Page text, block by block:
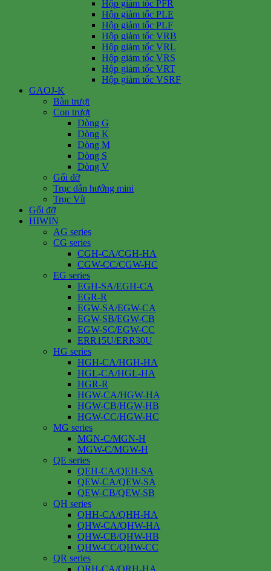
Hộp giảm tốc PFR
Hộp giảm tốc PLE
Hộp giảm tốc PLF
Hộp giảm tốc VRB
Hộp giảm tốc VRL
Hộp giảm tốc VRS
Hộp giảm tốc VRT
Hộp giảm tốc VSRF
GAOJ-K
Bàn trượt
Con trượt
Dòng G
Dòng K
Dòng M
Dòng S
Dòng V
Gối đỡ
Trục dẫn hướng mini
Trục Vít
Gối đỡ
HIWIN
AG series
CG series
CGH-CA/CGH-HA
CGW-CC/CGW-HC
EG series
EGH-SA/EGH-CA
EGR-R
EGW-SA/EGW-CA
EGW-SB/EGW-CB
EGW-SC/EGW-CC
ERR15U/ERR30U
HG series
HGH-CA/HGH-HA
HGL-CA/HGL-HA
HGR-R
HGW-CA/HGW-HA
HGW-CB/HGW-HB
HGW-CC/HGW-HC
MG series
MGN-C/MGN-H
MGW-C/MGW-H
QE series
QEH-CA/QEH-SA
QEW-CA/QEW-SA
QEW-CB/QEW-SB
QH series
QHH-CA/QHH-HA
QHW-CA/QHW-HA
QHW-CB/QHW-HB
QHW-CC/QHW-CC
QR series
QRH-CA/QRH-HA